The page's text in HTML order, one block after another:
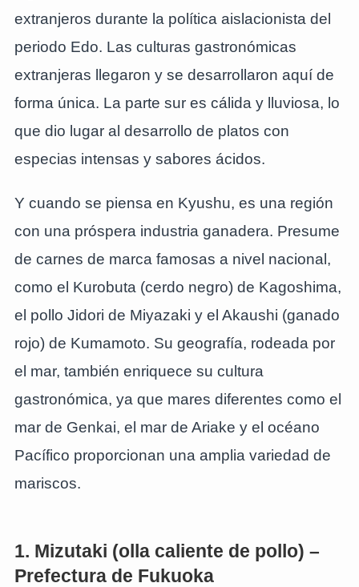
extranjeros durante la política aislacionista del
periodo Edo. Las culturas gastronómicas
extranjeras llegaron y se desarrollaron aquí de
forma única. La parte sur es cálida y lluviosa, lo
que dio lugar al desarrollo de platos con
especias intensas y sabores ácidos.
Y cuando se piensa en Kyushu, es una región
con una próspera industria ganadera. Presume
de carnes de marca famosas a nivel nacional,
como el Kurobuta (cerdo negro) de Kagoshima,
el pollo Jidori de Miyazaki y el Akaushi (ganado
rojo) de Kumamoto. Su geografía, rodeada por
el mar, también enriquece su cultura
gastronómica, ya que mares diferentes como el
mar de Genkai, el mar de Ariake y el océano
Pacífico proporcionan una amplia variedad de
mariscos.
1. Mizutaki (olla caliente de pollo) –
Prefectura de Fukuoka